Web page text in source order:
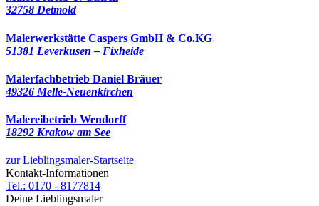
32758 Detmold
Malerwerkstätte Caspers GmbH & Co.KG
51381 Leverkusen – Fixheide
Malerfachbetrieb Daniel Bräuer
49326 Melle-Neuenkirchen
Malereibetrieb Wendorff
18292 Krakow am See
zur Lieblingsmaler-Startseite
Kontakt-Informationen
Tel.: 0170 - 8177814
Deine Lieblingsmaler